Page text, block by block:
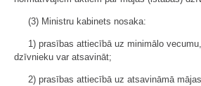
(3) Ministru kabinets nosaka:
1) prasības attiecībā uz minimālo
dzīvnieku var atsavināt;
2) prasības attiecībā uz atsavināmā